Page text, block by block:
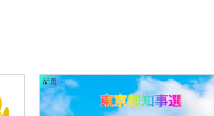
話題